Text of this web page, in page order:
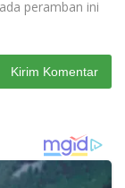
peramban ini